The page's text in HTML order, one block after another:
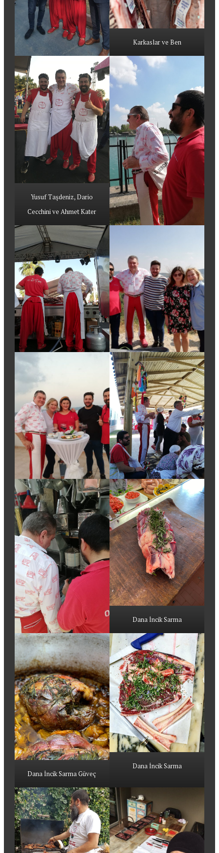
Karkaslar ve Ben
Yusuf Taşdeniz, Dario
Cecchini ve Ahmet Kater
Dana İncik Sarma
Dana İncik Sarma Güveç
Dana İncik Sarma